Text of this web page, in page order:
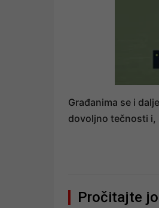
Građanima se i
dovoljno tečnosti i,
Pročitajte